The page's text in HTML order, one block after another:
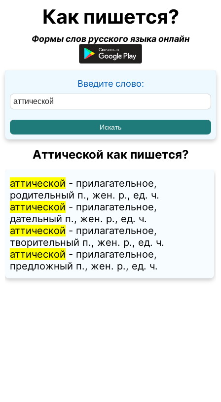
Как пишется?
Формы слов русского языка онлайн
Введите слово:
Аттической как пишется?
аттической - прилагательное,
родительный п., жен. p., ед. ч.
аттической - прилагательное,
дательный п., жен. p., ед. ч.
аттической - прилагательное,
творительный п., жен. p., ед. ч.
аттической - прилагательное,
предложный п., жен. p., ед. ч.